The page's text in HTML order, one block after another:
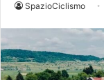
SpazioCiclismo